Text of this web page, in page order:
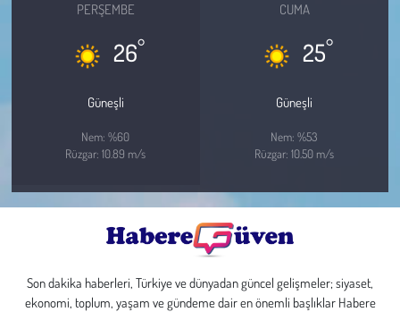
PERŞEMBE
26°
Güneşli
Nem: %60
Rüzgar: 10.89 m/s
CUMA
25°
Güneşli
Nem: %53
Rüzgar: 10.50 m/s
Son dakika haberleri, Türkiye ve dünyadan güncel gelişmeler; siyaset,
ekonomi, toplum, yaşam ve gündeme dair en önemli başlıklar Habere